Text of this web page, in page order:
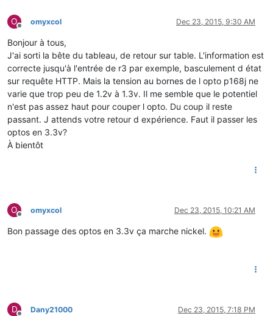
O
Offline
omyxcol Dec 23, 2015, 9:30 AM
Bonjour à tous,
J'ai sorti la bête du tableau, de retour sur table. L'information est
correcte jusqu'à l'entrée de r3 par exemple, basculement d état
sur requête HTTP. Mais la tension au bornes de l opto p168j ne
varie que trop peu de 1.2v à 1.3v. Il me semble que le potentiel
n'est pas assez haut pour couper l opto. Du coup il reste
passant. J attends votre retour d expérience. Faut il passer les
optos en 3.3v?
À bientôt
O
Offline
omyxcol Dec 23, 2015, 10:21 AM
Bon passage des optos en 3.3v ça marche nickel.
D Dany21000 Dec 23, 2015, 7:18 PM